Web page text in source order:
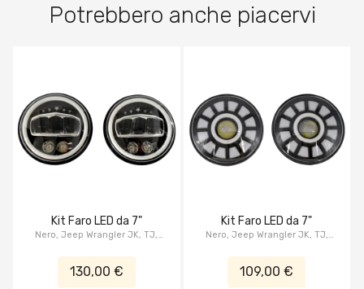
Potrebbero anche piacervi
Kit Faro LED da 7"
Nero, Jeep Wrangler JK, TJ,
130,00 €
Kit Faro LED da 7"
Nero, Jeep Wrangler JK, TJ,
109,00 €